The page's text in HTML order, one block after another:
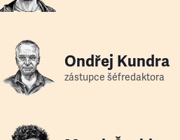
Ondřej Kundra
zástupce šéfredaktora